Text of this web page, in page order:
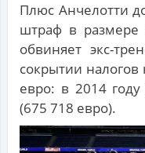
Плюс Анчелотти
штраф в размере
обвиняет экс-
сокрытии
евро: в 2014
(675 718 евро).